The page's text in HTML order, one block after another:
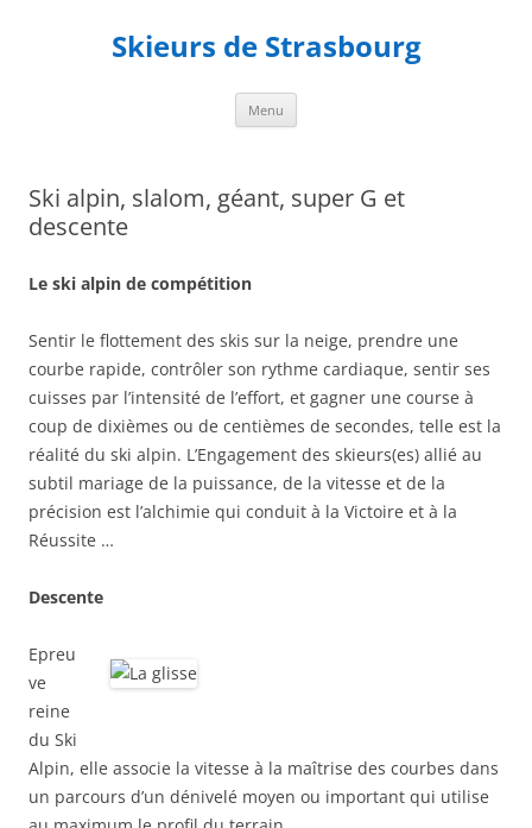
Skieurs de Strasbourg
Menu
Ski alpin, slalom, géant, super G et
descente
Le ski alpin de compétition
Sentir le flottement des skis sur la neige, prendre une
courbe rapide, contrôler son rythme cardiaque, sentir ses
cuisses par l’intensité de l’effort, et gagner une course à
coup de dixièmes ou de centièmes de secondes, telle est la
réalité du ski alpin. L’Engagement des skieurs(es) allié au
subtil mariage de la puissance, de la vitesse et de la
précision est l’alchimie qui conduit à la Victoire et à la
Réussite …
Descente
Epreu
ve
reine
du Ski
Alpin, elle associe la vitesse à la maîtrise des courbes dans
un parcours d’un dénivelé moyen ou important qui utilise